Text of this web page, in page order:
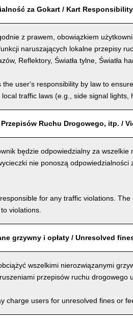
za Gokart / Kart
z prawem, obowiązkiem
naruszających lokalne przepisy
Reflektory, Światła tylne, Światła
the user's responsibility by law to
traffic laws (e.g., side signal
Ruchu Drogowego, itp. /
będzie odpowiedzialny za
nie ponoszą
for any traffic violations.
violations.
grzywny i opłaty / Unresolved
wszelkimi nierozwiązanymi
przepisów ruchu drogowego u
charge users for unresolved fines or